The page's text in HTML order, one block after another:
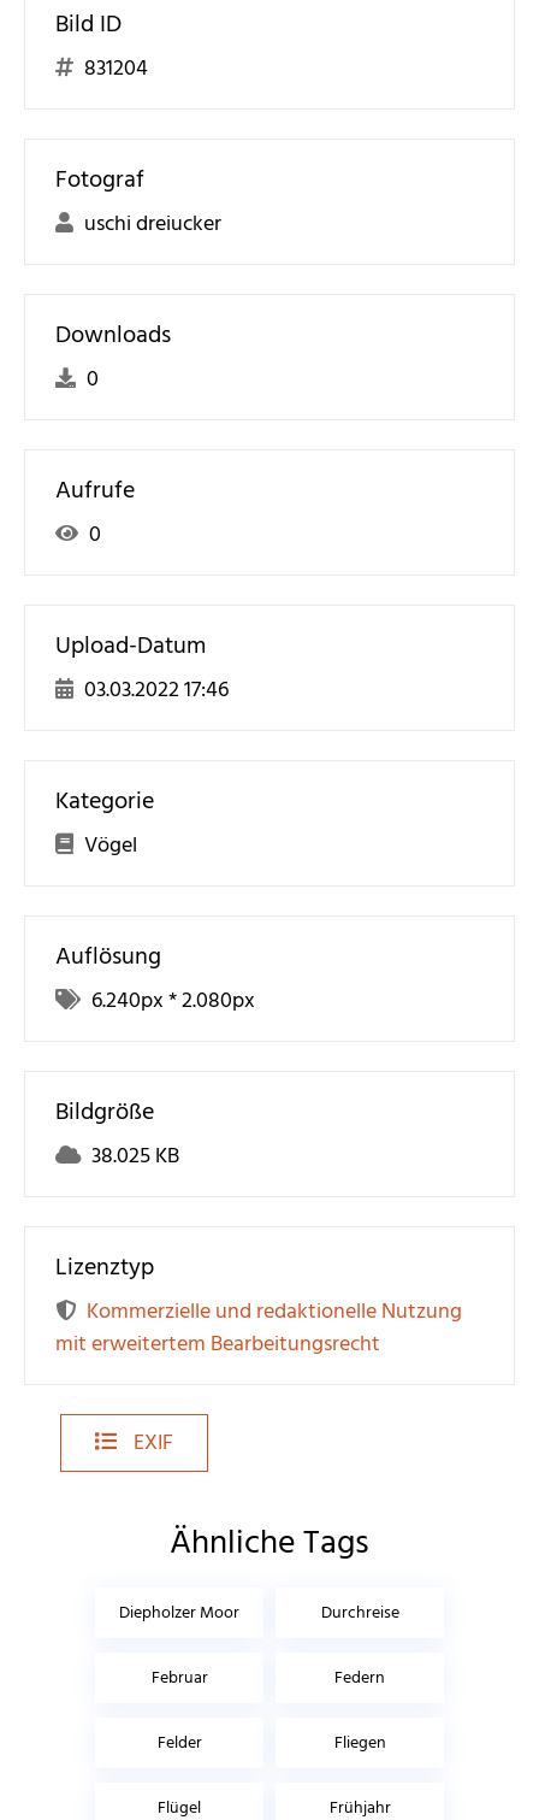
Bild ID
831204
Fotograf
uschi dreiucker
Downloads
0
Aufrufe
0
Upload-Datum
03.03.2022 17:46
Kategorie
Vögel
Auflösung
6.240px *2.080px
Bildgröße
38.025 KB
Lizenztyp
Kommerzielle und redaktionelle Nutzung
mit erweitertem Bearbeitungsrecht
EXIF
Ähnliche Tags
Diepholzer Moor Durchreise
Februar Federn
Felder Fliegen
Flügel Frühjahr